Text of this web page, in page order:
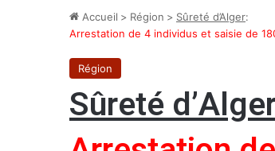
Accueil > Région > Sûreté d’Alger:
Arrestation de 4 individus et saisie de
Région
Sûreté